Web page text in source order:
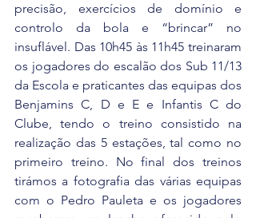
precisão, exercícios de domínio e
controlo da bola e “brincar” no
insuflável. Das 10h45 às 11h45 treinaram
os jogadores do escalão dos Sub 11/13
da Escola e praticantes das equipas dos
Benjamins C, D e E e Infantis C do
Clube, tendo o treino consistido na
realização das 5 estações, tal como no
primeiro treino. No final dos treinos
tirámos a fotografia das várias equipas
com o Pedro Pauleta e os jogadores